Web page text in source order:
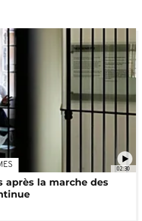
02:30
après la marche des